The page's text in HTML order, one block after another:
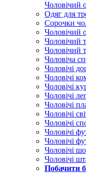
Чоловічий
Одяг для
Сорочки
Чоловічий
Чоловічий
Чоловічий
Чоловіча
Чоловічі
Чоловічі
Чоловічі
Чоловічі
Чоловічі
Чоловічі
Чоловічі
Чоловічі
Чоловічі
Чоловічі
Чоловічі
Побачити